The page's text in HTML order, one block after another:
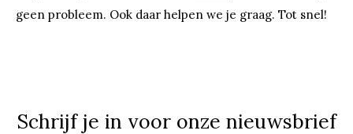
geen probleem. Ook daar helpen we je graag. Tot snel!
Schrijf je in voor onze nieuwsbrief